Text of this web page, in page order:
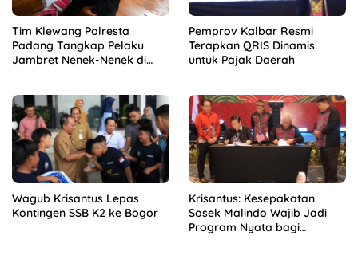
Tim Klewang Polresta
Padang Tangkap Pelaku
Jambret Nenek-Nenek di
Pemprov Kalbar Resmi
Terapkan QRIS Dinamis
untuk Pajak Daerah
Wagub Krisantus Lepas
Kontingen SSB K2 ke Bogor
Krisantus: Kesepakatan
Sosek Malindo Wajib Jadi
Program Nyata bagi